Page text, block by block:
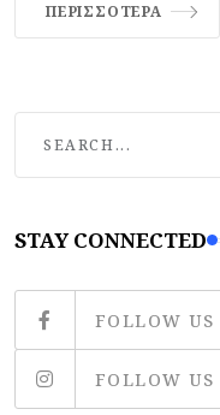
ΠΕΡΙΣΣΌΤΕΡΑ
STAY CONNECTED
FOLLOW US
FOLLOW US